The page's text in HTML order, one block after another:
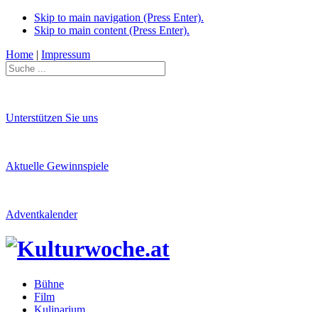
Skip to main navigation (Press Enter).
Skip to main content (Press Enter).
Home | Impressum
Unterstützen Sie uns
Aktuelle Gewinnspiele
Adventkalender
Bühne
Film
Kulinarium